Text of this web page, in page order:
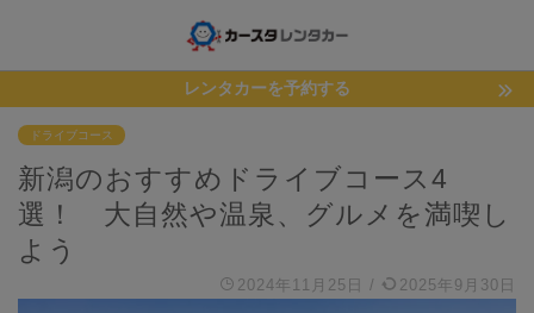
レンタカーを予約する
ドライブコース
新潟のおすすめドライブコース4
選！ 大自然や温泉、グルメを満喫し
よう
2024年11月25日 / 2025年9月30日